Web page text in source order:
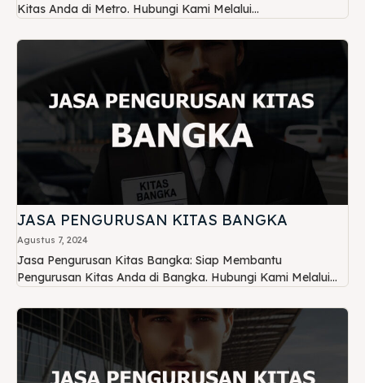
Kitas Anda di Metro. Hubungi Kami Melalui...
JASA PENGURUSAN KITAS BANGKA
Agustus 7, 2024
Jasa Pengurusan Kitas Bangka: Siap Membantu
Pengurusan Kitas Anda di Bangka. Hubungi Kami Melalui...